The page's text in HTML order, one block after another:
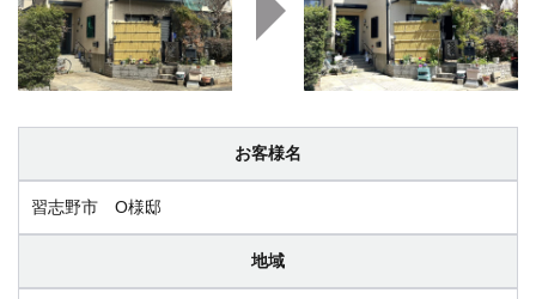
お客様名
習志野市 O様邸
地域